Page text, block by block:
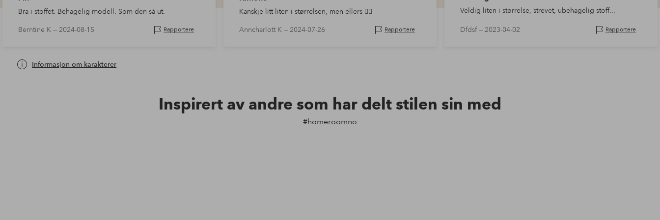
Bra i stoffet. Behagelig modell. Som den så ut.
Berntine K —2024-08-15 Rapportere
Kanskje litt liten i størrelsen, men ellers 👍🏼
Anncharlott K —2024-07-26 Rapportere
Veldig liten i størrelse, strevet, ubehagelig stoff...
Dfdsf — 2023-04-02 Rapportere
Informasjon om karakterer
Inspirert av andre som har delt stilen sin med
#homeroomno